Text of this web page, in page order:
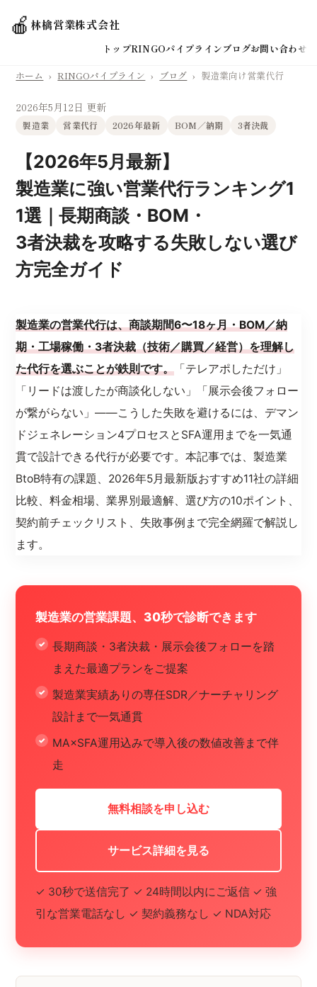
🍎林檎営業株式会社
トップRINGOパイプラインブログお問い合わせ
ホーム › RINGOパイプライン › ブログ › 製造業向け営業代行
2026年5月12日 更新
製造業 営業代行 2026年最新 BOM／納期 3者決裁
【2026年5月最新】
製造業に強い営業代行ランキング1
1選｜長期商談・BOM・
3者決裁を攻略する失敗しない選び
方完全ガイド
製造業の営業代行は、商談期間6〜18ヶ月・BOM／納
期・工場稼働・3者決裁（技術／購買／経営）を理解し
た代行を選ぶことが鉄則です。 「テレアポしただけ」
「リードは渡したが商談化しない」「展示会後フォロー
が繋がらない」——こうした失敗を避けるには、デマン
ドジェネレーション4プロセスとSFA運用までを一気通
貫で設計できる代行が必要です。本記事では、製造業
BtoB特有の課題、2026年5月最新版おすすめ11社の詳細
比較、料金相場、業界別最適解、選び方の10ポイント、
契約前チェックリスト、失敗事例まで完全網羅で解説し
ます。
製造業の営業課題、30秒で診断できます
長期商談・3者決裁・展示会後フォローを踏
まえた最適プランをご提案
製造業実績ありの専任SDR／ナーチャリング
設計まで一気通貫
MA×SFA運用込みで導入後の数値改善まで伴
走
無料相談を申し込む
サービス詳細を見る
✓ 30秒で送信完了 ✓ 24時間以内にご返信 ✓ 強
引な営業電話なし ✓ 契約義務なし ✓ NDA対応